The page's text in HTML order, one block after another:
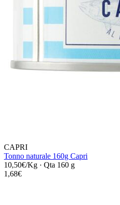
CAPRI
Tonno naturale 160g Capri
10,50€/Kg · Qta 160 g
1,68€